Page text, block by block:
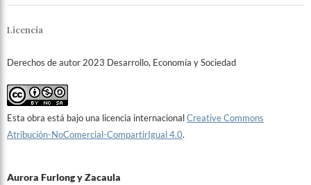
Aurora Furlong y Zacaula
Licencia
Derechos de autor 2023 Desarrollo, Economía y Sociedad
Esta obra está bajo una licencia internacionalCreative Commons
Atribución-NoComercial-CompartirIgual 4.0.